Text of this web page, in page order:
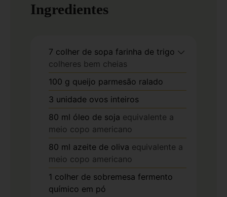
Ingredientes
7 colher de sopa farinha de trigo
colheres bem cheias
100 g queijo parmesão ralado
3 unidade ovos inteiros
80 ml óleo de soja equivalente a
meio copo americano
80 ml azeite de oliva equivalente a
meio copo americano
1 colher de sobremesa fermento
químico em pó